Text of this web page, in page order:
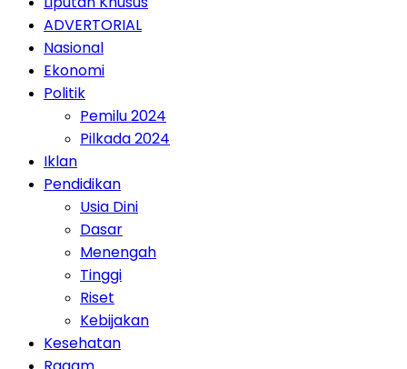
ADVERTORIAL
Nasional
Ekonomi
Politik
Pemilu 2024
Pilkada 2024
Iklan
Pendidikan
Usia Dini
Dasar
Menengah
Tinggi
Riset
Kebijakan
Kesehatan